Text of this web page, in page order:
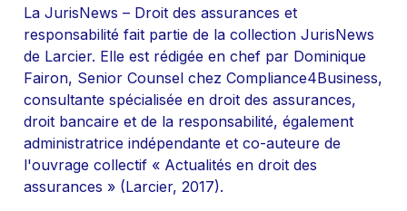
La JurisNews – Droit des assurances et
responsabilité fait partie de la collection JurisNews
de Larcier. Elle est rédigée en chef par Dominique
Fairon, Senior Counsel chez Compliance4Business,
consultante spécialisée en droit des assurances,
droit bancaire et de la responsabilité, également
administratrice indépendante et co-auteure de
l'ouvrage collectif « Actualités en droit des
assurances » (Larcier, 2017).